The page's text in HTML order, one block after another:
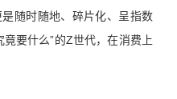
随时随地、碎片化、呈指数
要什么”的Z世代，在消费上